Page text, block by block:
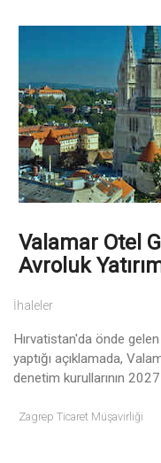
Valamar Otel
Avroluk
İhaleler
Hırvatistan'da önde
yaptığı açıklamada,
denetim kurullarının 2027
Zagrep Ticaret Müşavirliği